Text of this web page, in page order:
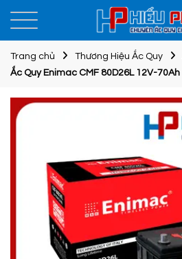
Trang chủ Thương Hiệu Ắc Quy
Ắc Quy Enimac CMF 80D26L 12V-70Ah